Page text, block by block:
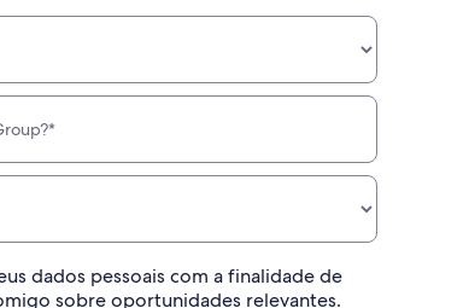
dados pessoais com a finalidade de
sobre oportunidades relevantes.